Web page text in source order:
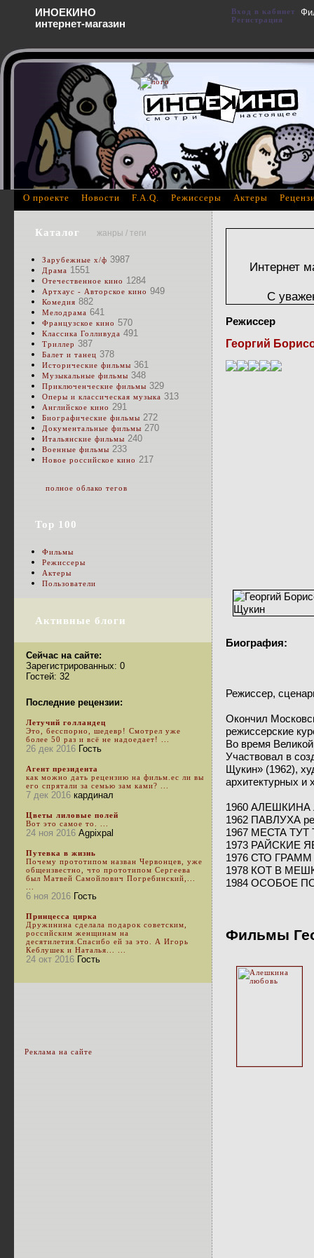
Интернет
С
Режиссер
Георгий
Биография:
Режиссер,
Окончил
режиссерские
Во время
Участвовал в
Щукин» (1962),
архитектурных и
1960 АЛЕШКИНА
1962 ПАВЛУХА
1967 МЕСТА ТУТ
1973 РАЙСКИЕ
1976 СТО ГРАММ
1978 КОТ В
1984 ОСОБОЕ
Фильмы
Каталог жанры / теги
Зарубежные х/ф 3987
Драма 1551
Отечественное кино 1284
Артхаус - Авторское кино 949
Комедия 882
Мелодрама 641
Французское кино 570
Классика Голливуда 491
Триллер 387
Балет и танец 378
Исторические фильмы 361
Музыкальные фильмы 348
Приключенческие фильмы 329
Оперы и классическая музыка 313
Английское кино 291
Биографические фильмы 272
Документальные фильмы 270
Итальянские фильмы 240
Военные фильмы 233
Новое российское кино 217
полное облако тегов
Top 100
Фильмы
Режиссеры
Актеры
Пользователи
Активные блоги
Сейчас на сайте:
Зарегистрированных: 0
Гостей: 32
Последние рецензии:
Летучий голландец
Это, бесспорно, шедевр! Смотрел уже
более 50 раз и всё не надоедает! ...
26 дек 2016 Гость
Агент президента
как можно дать рецензию на фильм.ес ли вы
его спрятали за семью зам ками? ...
7 дек 2016 кардинал
Цветы лиловые полей
Вот это самое то. ...
24 ноя 2016 Agpixpal
Путевка в жизнь
Почему прототипом назван Червонцев, уже
общеизвестно, что прототипом Сергеева
был Матвей Самойлович Погребинский,...
6 ноя 2016 Гость
Принцесса цирка
Дружинина сделала подарок советским,
российским женщинам на
десятилетия.Спасибо ей за это. А Игорь
Кеблушек и Наталья... ...
24 окт 2016 Гость
Реклама на сайте
О проекте Новости F.A.Q. Режиссеры Актеры
ИНОЕКИНО
интернет-магазин
Вход в кабинет
Регистрация